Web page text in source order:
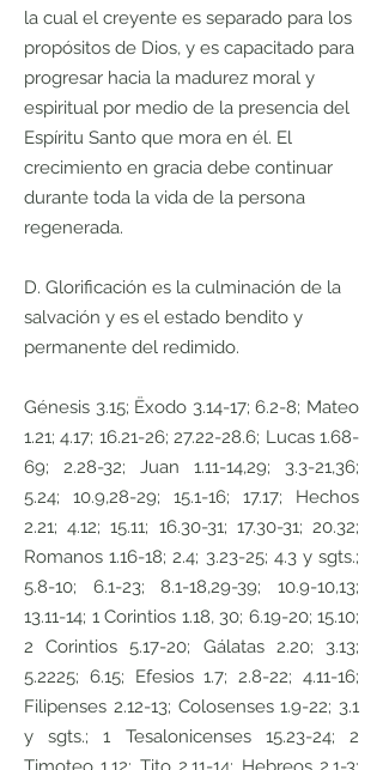
la cual el creyente es separado para los
propósitos de Dios, y es capacitado para
progresar hacia la madurez moral y
espiritual por medio de la presencia del
Espíritu Santo que mora en él. El
crecimiento en gracia debe continuar
durante toda la vida de la persona
regenerada.
D. Glorificación es la culminación de la
salvación y es el estado bendito y
permanente del redimido.
Génesis 3.15; Ëxodo 3.14-17; 6.2-8; Mateo
1.21; 4.17; 16.21-26;27.22-28.6; Lucas 1.68-
69; 2.28-32; Juan 1.11-14,29; 3.3-21,36;
5.24; 10.9,28-29; 15.1-16; 17.17; Hechos
2.21; 4.12; 15.11; 16.30-31; 17.30-31; 20.32;
Romanos 1.16-18; 2.4; 3.23-25; 4.3 y sgts.;
5.8-10; 6.1-23; 8.1-18,29-39; 10.9-10,13;
13.11-14; 1 Corintios 1.18, 30; 6.19-20; 15.10;
2 Corintios 5.17-20; Gálatas 2.20; 3.13;
5.2225; 6.15; Efesios 1.7; 2.8-22; 4.11-16;
Filipenses 2.12-13; Colosenses 1.9-22; 3.1
y sgts.; 1 Tesalonicenses 15.23-24; 2